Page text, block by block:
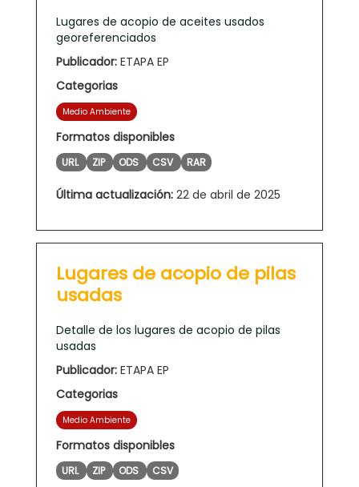
Lugares de acopio de aceites usados
georeferenciados
Publicador: ETAPA EP
Categorias
Medio Ambiente
Formatos disponibles
URL ZIP ODS CSV RAR
Última actualización: 22 de abril de 2025
Lugares de acopio de pilas
usadas
Detalle de los lugares de acopio de pilas
usadas
Publicador: ETAPA EP
Categorias
Medio Ambiente
Formatos disponibles
URL ZIP ODS CSV